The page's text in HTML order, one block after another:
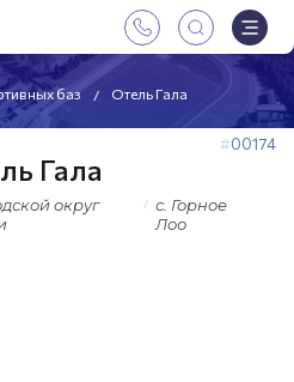
баз Отель Гала
00174
Гала
округ
с. Горное
Лоо